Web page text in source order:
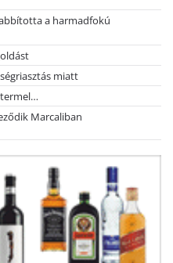
a harmadfokú
miatt
Marcaliban